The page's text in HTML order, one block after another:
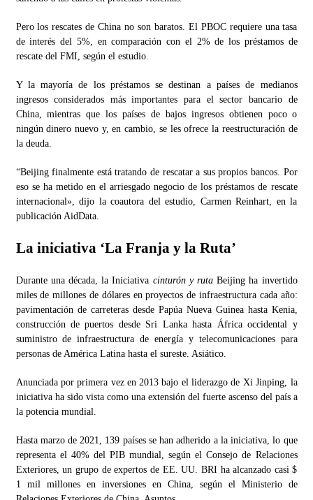
Pero los rescates de China no son baratos. El PBOC requiere una tasa
de interés del 5%, en comparación con el 2% de los préstamos de
rescate del FMI, según el estudio.
Y la mayoría de los préstamos se destinan a países de medianos
ingresos considerados más importantes para el sector bancario de
China, mientras que los países de bajos ingresos obtienen poco o
ningún dinero nuevo y, en cambio, se les ofrece la reestructuración de
la deuda.
“Beijing finalmente está tratando de rescatar a sus propios bancos. Por
eso se ha metido en el arriesgado negocio de los préstamos de rescate
internacional», dijo la coautora del estudio, Carmen Reinhart, en la
publicación AidData.
La iniciativa ‘La Franja y la Ruta’
Durante una década, la Iniciativa cinturón y rutaBeijing ha invertido
miles de millones de dólares en proyectos de infraestructura cada año:
pavimentación de carreteras desde Papúa Nueva Guinea hasta Kenia,
construcción de puertos desde Sri Lanka hasta África occidental y
suministro de infraestructura de energía y telecomunicaciones para
personas de América Latina hasta el sureste. Asiático.
Anunciada por primera vez en 2013 bajo el liderazgo de Xi Jinping, la
iniciativa ha sido vista como una extensión del fuerte ascenso del país a
la potencia mundial.
Hasta marzo de 2021, 139 países se han adherido a la iniciativa, lo que
representa el 40% del PIB mundial, según el Consejo de Relaciones
Exteriores, un grupo de expertos de EE. UU. BRI ha alcanzado casi $
1 mil millones en inversiones en China, según el Ministerio de